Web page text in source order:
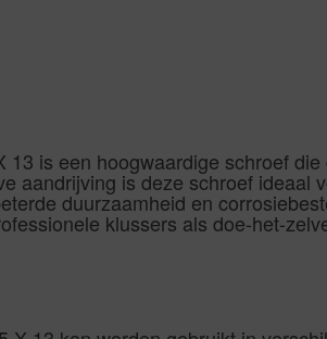
is een hoogwaardige schroef
aandrijving is deze schroef ideaal
duurzaamheid en
klussers als doe-het-